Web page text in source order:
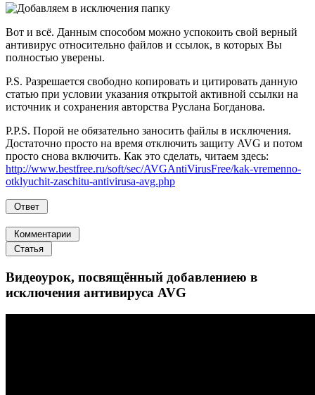
Вот и всё. Данным способом можно успокоить свой верный
антивирус относительно файлов и ссылок, в которых Вы
полностью уверены.
P.S. Разрешается свободно копировать и цитировать данную
статью при условии указания открытой активной ссылки на
источник и сохранения авторства Руслана Богданова.
P.P.S. Порой не обязательно заносить файлы в исключения.
Достаточно просто на время отключить защиту AVG и потом
просто снова включить. Как это сделать, читаем здесь:
http://www.bestfree.ru/soft/sec/AVGAntiVirusFree/kak-vremenno-
otklyuchit-zaschitu-antivirusa-avg.php
Видеоурок, посвящённый добавлениею в
исключения антивируса AVG